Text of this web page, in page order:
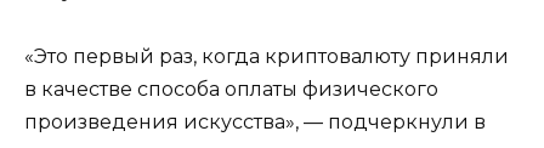
«Это первый раз, когда криптовалюту приняли
в качестве способа оплаты физического
произведения искусства», — подчеркнули в